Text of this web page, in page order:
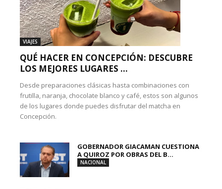
VIAJES
QUÉ HACER EN CONCEPCIÓN: DESCUBRE
LOS MEJORES LUGARES ...
Desde preparaciones clásicas hasta combinaciones con
frutilla, naranja, chocolate blanco y café, estos son algunos
de los lugares donde puedes disfrutar del matcha en
Concepción.
GOBERNADOR GIACAMAN CUESTIONA
A QUIROZ POR OBRAS DEL B...
NACIONAL